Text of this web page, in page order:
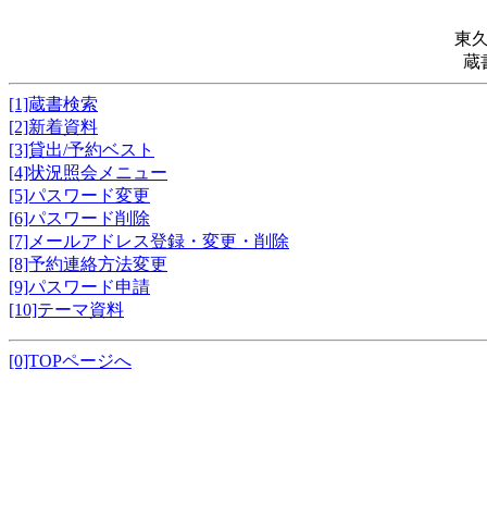
東
蔵
[1]蔵書検索
[2]新着資料
[3]貸出/予約ベスト
[4]状況照会メニュー
[5]パスワード変更
[6]パスワード削除
[7]メールアドレス登録・変更・削除
[8]予約連絡方法変更
[9]パスワード申請
[10]テーマ資料
[0]TOPページへ